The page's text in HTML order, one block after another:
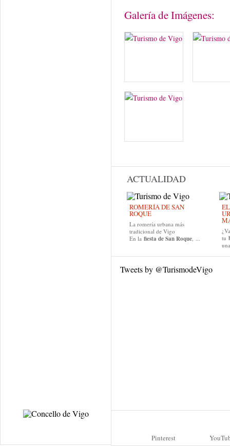
Galería de Imágenes:
ACTUALIDAD
ROMERÍA DE SAN
ROQUE
La romería urbana más
tradicional de Vigo
En la fiesta de San Roque, ...
tu
Tweets by @TurismodeVigo
Pinterest